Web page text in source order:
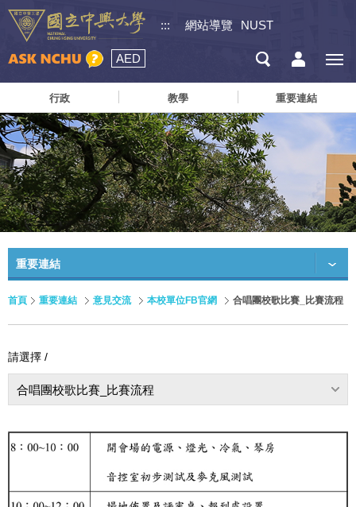
::: 網站導覽 NUST
AED
行政 教學 重要連結
重要連結
首頁 重要連結 意見交流 本校單位FB官網 合唱團校歌比賽_比賽流程
請選擇 /
合唱團校歌比賽_比賽流程